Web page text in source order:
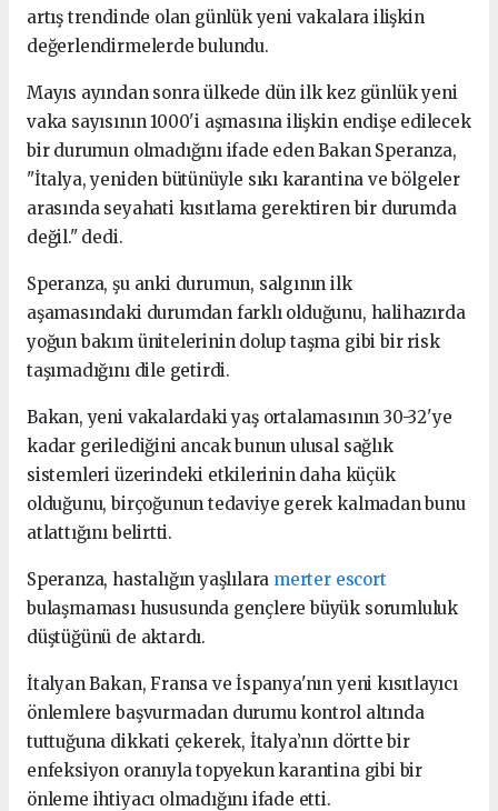
artış trendinde olan günlük yeni vakalara ilişkin
değerlendirmelerde bulundu.
Mayıs ayından sonra ülkede dün ilk kez günlük yeni
vaka sayısının 1000'i aşmasına ilişkin endişe edilecek
bir durumun olmadığını ifade eden Bakan Speranza,
"İtalya, yeniden bütünüyle sıkı karantina ve bölgeler
arasında seyahati kısıtlama gerektiren bir durumda
değil." dedi.
Speranza, şu anki durumun, salgının ilk
aşamasındaki durumdan farklı olduğunu, halihazırda
yoğun bakım ünitelerinin dolup taşma gibi bir risk
taşımadığını dile getirdi.
Bakan, yeni vakalardaki yaş ortalamasının 30-32'ye
kadar gerilediğini ancak bunun ulusal sağlık
sistemleri üzerindeki etkilerinin daha küçük
olduğunu, birçoğunun tedaviye gerek kalmadan bunu
atlattığını belirtti.
Speranza, hastalığın yaşlılara merter escort
bulaşmaması hususunda gençlere büyük sorumluluk
düştüğünü de aktardı.
İtalyan Bakan, Fransa ve İspanya'nın yeni kısıtlayıcı
önlemlere başvurmadan durumu kontrol altında
tuttuğuna dikkati çekerek, İtalya’nın dörtte bir
enfeksiyon oranıyla topyekun karantina gibi bir
önleme ihtiyacı olmadığını ifade etti.